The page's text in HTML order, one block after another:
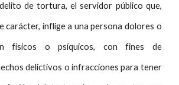
de tortura, el servidor público que,
carácter, inflige a una persona dolores o
físicos o psíquicos, con fines de
delictivos o infracciones para tener